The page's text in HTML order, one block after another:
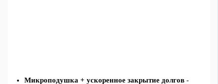
Микроподушка + ускоренное закрытие долгов -